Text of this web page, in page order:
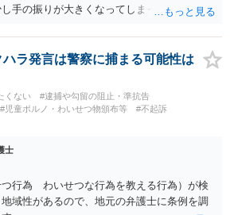
手の振りが大きくなってしまっていたこと
れやすいのでしょうか？ お伺いする限り、
とは無いかと思います。 ②逮捕、呼び出し
痴漢やその他の犯罪を犯したとして、逮
はどれほどでしょうか？ 誤って当たってし
その場で女性等のアクションが無かったこ
び出される可能性は極めて低いと思いま
のでしょうか？ 逮捕や呼び出しの可能性は
絡が来ることはないでしょう。
ラ発言は警察に捕まる可能性は
くない
#逮捕や勾留の阻止・準抗告
#児童ポルノ・わいせつ物頒布等 #不起訴
士
行為 わいせつな行為を教える行為）が検
域性があるので、地元の弁護士に条例を調